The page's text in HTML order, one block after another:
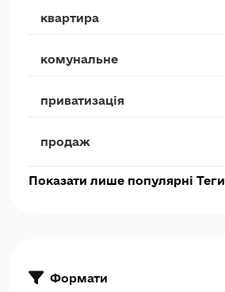
квартира
комунальне
приватизація
продаж
Показати лише популярні Теги
Формати